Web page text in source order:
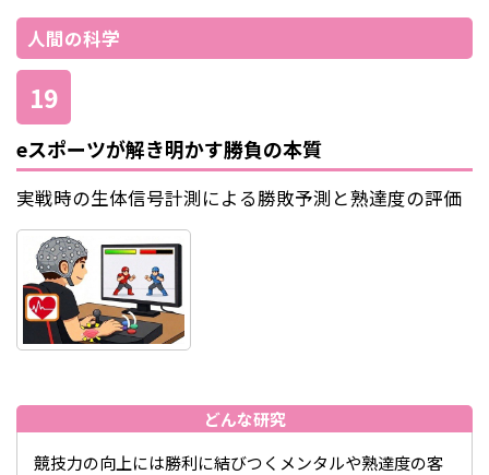
人間の科学
19
eスポーツが解き明かす勝負の本質
実戦時の生体信号計測による勝敗予測と熟達度の評価
どんな研究
競技力の向上には勝利に結びつくメンタルや熟達度の客